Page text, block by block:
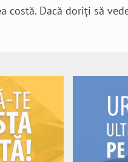
costă. Dacă doriți să